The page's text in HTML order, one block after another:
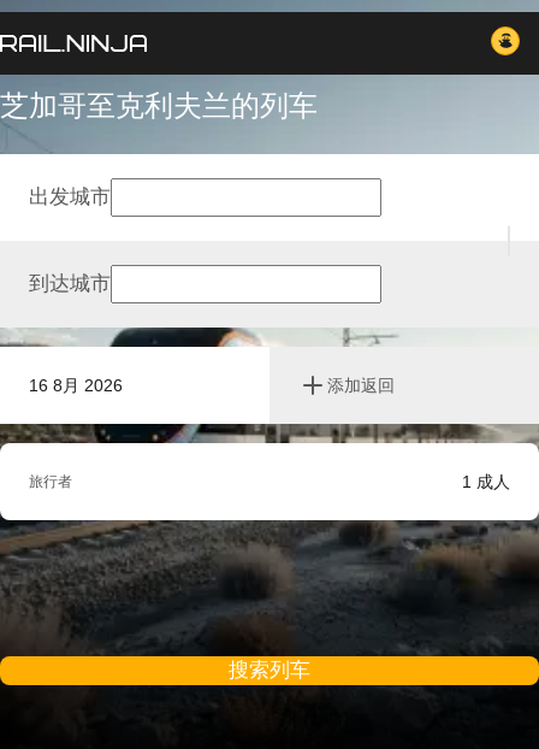
芝加哥至克利夫兰的列车
16 8月 2026 添加返回
出发城市
到达城市
旅行者 1 成人
搜索列车